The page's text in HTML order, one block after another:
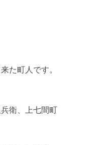
た町人です。
衛、上七間町